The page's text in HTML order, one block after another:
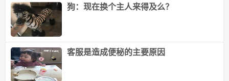
狗：现在换个主人来得及么？
客服是造成便秘的主要原因